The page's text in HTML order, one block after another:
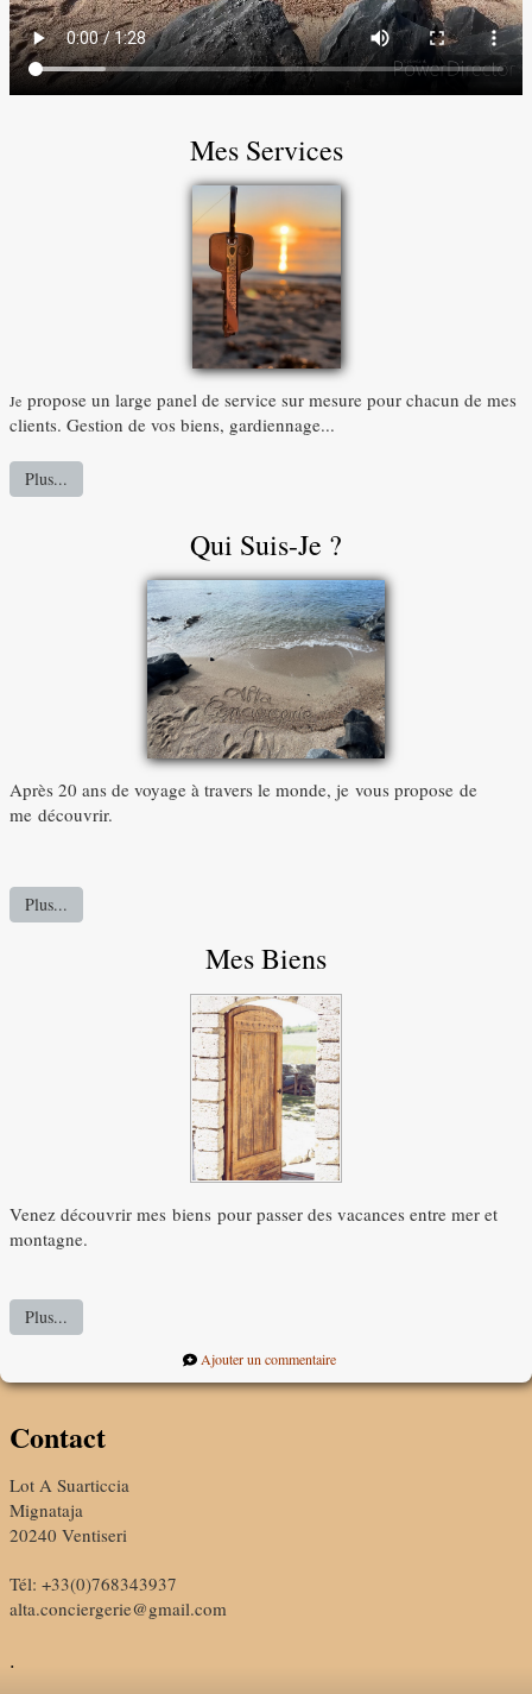
Mes Services
Je propose un large panel de service sur mesure pour chacun de mes
clients. Gestion de vos biens, gardiennage...
Plus...
Qui Suis-Je ?
Après 20 ans de voyage à travers le monde, je vous propose de
me découvrir.
Plus...
Mes Biens
Venez découvrir mes biens pour passer des vacances entre mer et
montagne.
Plus...
Ajouter un commentaire
Contact
Lot A Suarticcia
Mignataja
20240 Ventiseri
Tél: +33(0)768343937
alta.conciergerie@gmail.com
.